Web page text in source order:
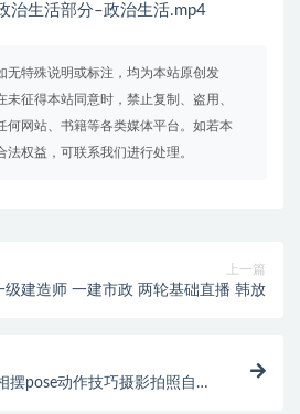
治生活部分–政治生活.mp4
无特殊说明或标注，均为本站原创发
未征得本站同意时，禁止复制、盗用、
何网站、书籍等各类媒体平台。如若本
权益，可联系我们进行处理。
上一篇
级建造师 一建市政 两轮基础直播 韩放
摆pose动作技巧摄影拍照自学